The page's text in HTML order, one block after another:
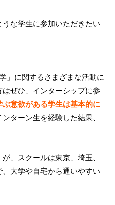
な学生に参加いただきたい
」に関するさまざまな活動に
ぜひ、インターシップに参
ぶ意欲がある学生は基本的に
ンターン生を経験した結果、
、スクールは東京、埼玉、
大学や自宅から通いやすい